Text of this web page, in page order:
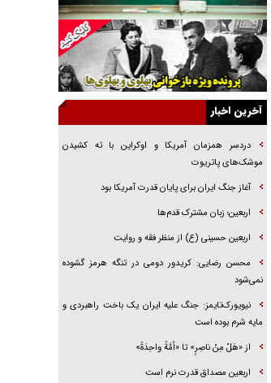
فوتبال و آن «بالا»!
راهبرد غافلگیری با نسل جدید پهپاد‌ها
جنجال پزشکان تقلبی در صنعت زیبایی
یهودی‌ها در ادبیات داستانی اروپا؛ از شکسپیر تا
دیکنز
خواهرم فرمانده جهادی و اهل خدمت بی‌منت بود
جزئیات شکنجه‌هایم فراتر از آن است که در بیان
بگنجد!
آخرین اخبار
دردسر همزمان آمریکا و اوکراین با ته کشیدن
موشک‌های پاتریوت
آغاز جنگ ایران برای پایان قدرت آمریکا بود
اربعین؛ زبان مشترک قدم‌ها
اربعین حسینی (ع) از منظر فقه و روایت
محسن رضایی: کریدور دومی در تنگه هرمز گشوده
نمی‌شود
نیویورک‌تایمز: جنگ علیه ایران یک باخت راهبردی و
مایه شرم بوده است
از «هَلْ مِنْ ناصِرٍ» تا «اُمَّةً واحِدَةً»
اربعین مصداق قدرت نرم است